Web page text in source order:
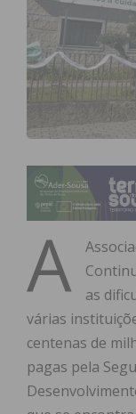
A
as
várias
centenas de
pagas pela